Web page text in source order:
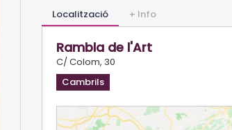
Localització + Info
Rambla de l'Art
C/ Colom, 30
Cambrils